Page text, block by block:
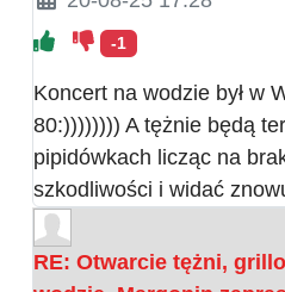
-1
Koncert na wodzie był w
80:)))))))) A tężnie będą
pipidówkach licząc na
szkodliwości i widać
RE: Otwarcie tężni,